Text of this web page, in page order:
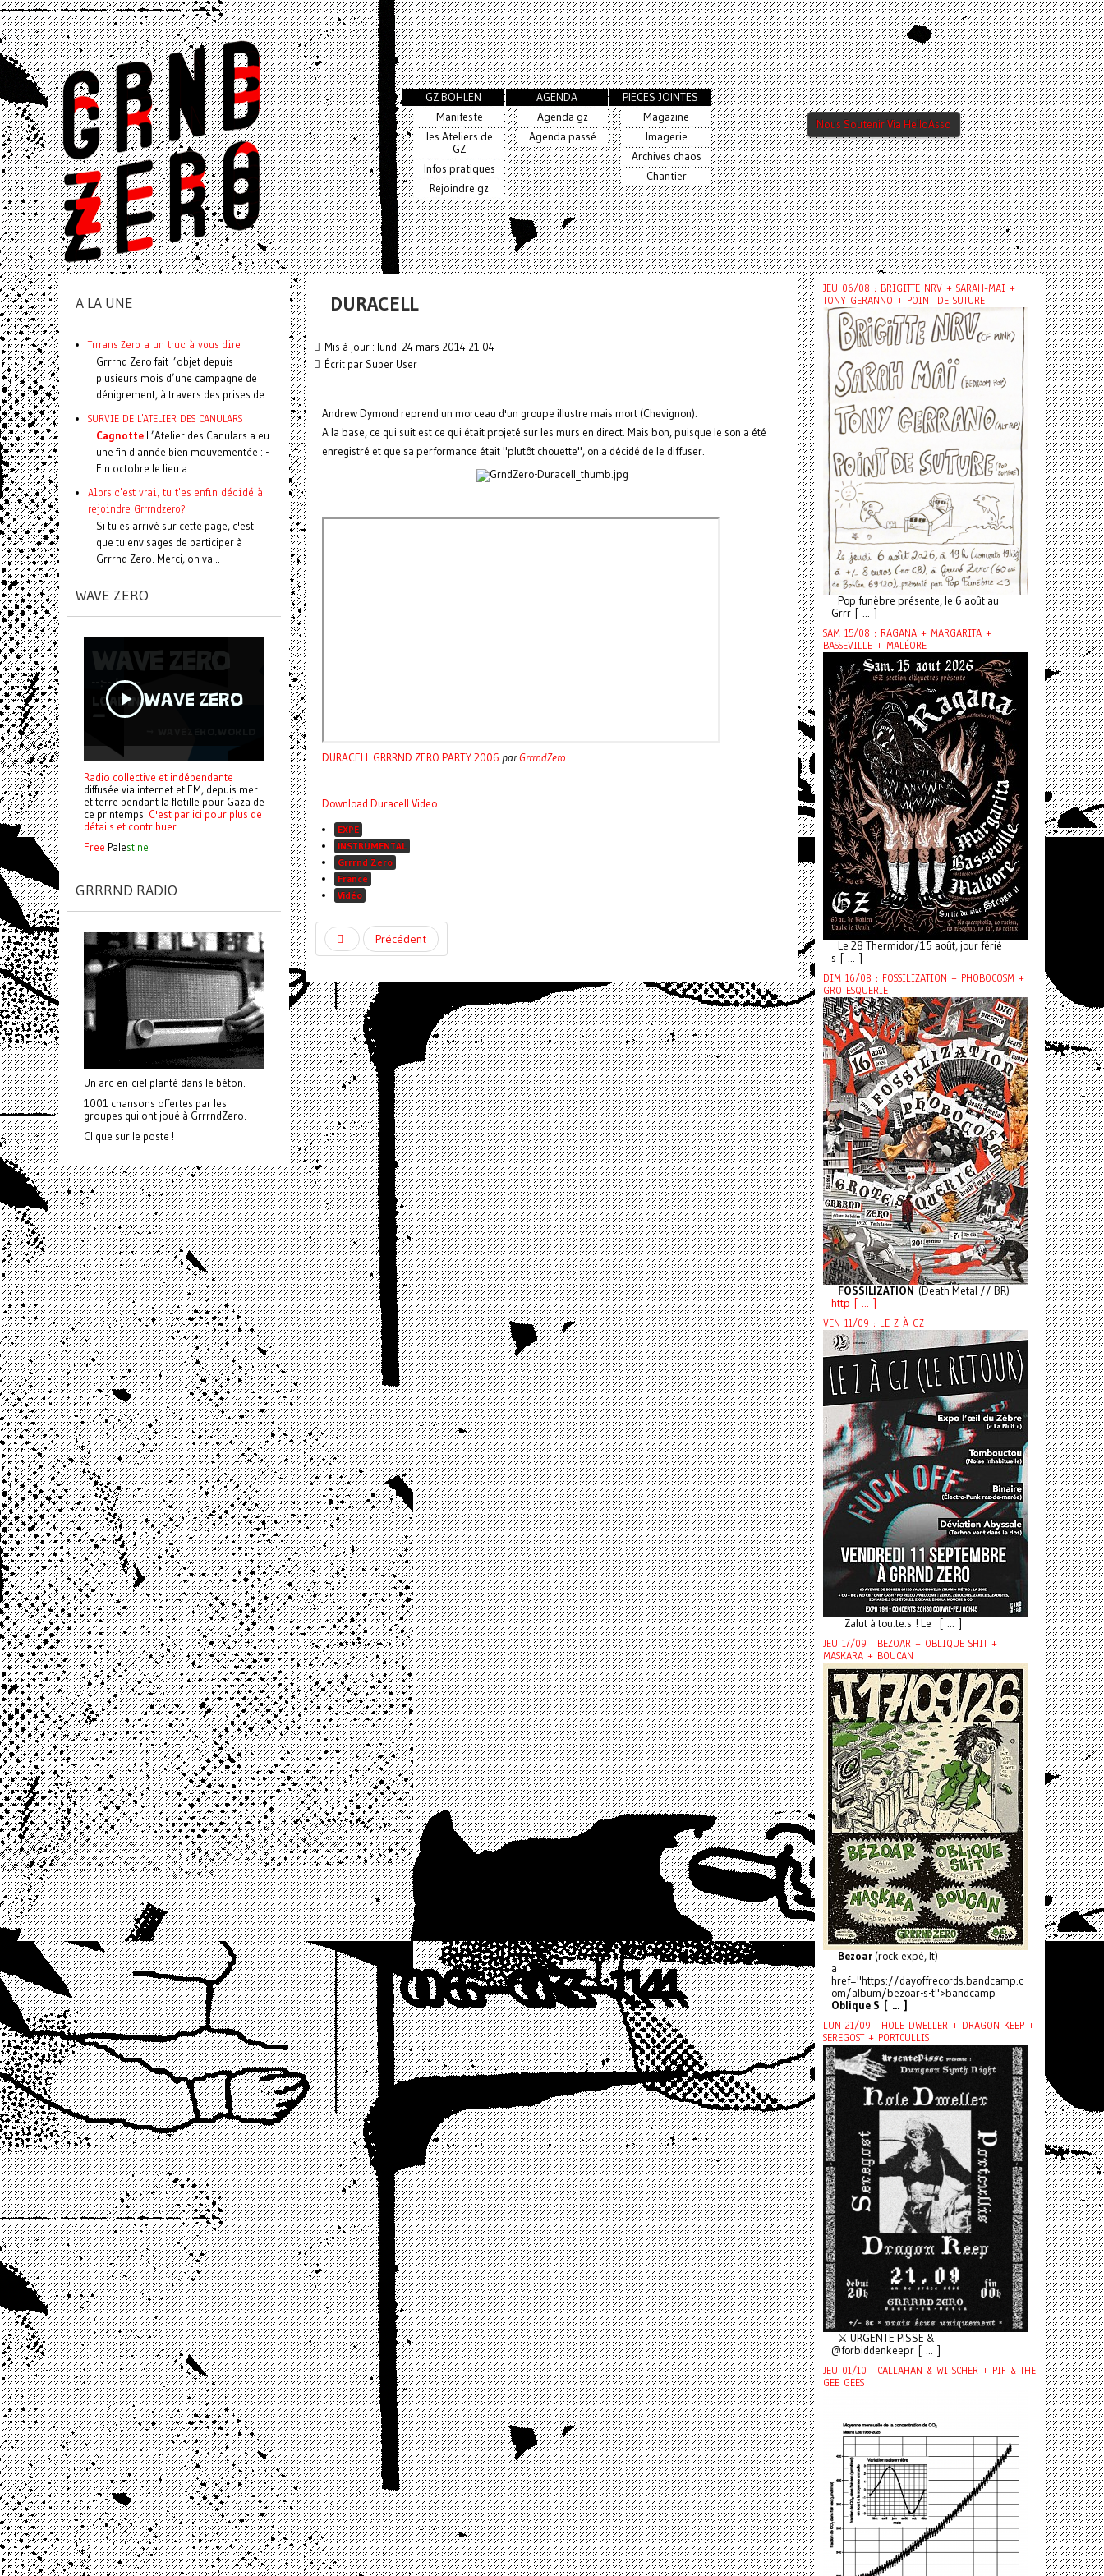
GZ BOHLEN
Manifeste
les Ateliers de
GZ
Infos pratiques
Rejoindre gz
AGENDA
Agenda gz
Agenda passé
PIECES JOINTES
Magazine
Imagerie
Archives chaos
Chantier
Nous Soutenir Via HelloAsso
DURACELL
Mis à jour : lundi 24 mars 2014 21:04
Écrit par Super User
Andrew Dymond reprend un morceau d'un groupe illustre mais mort (Chevignon).
A la base, ce qui suit est ce qui était projeté sur les murs en direct. Mais bon, puisque le son a été
enregistré et que sa performance était "plutôt chouette", on a décidé de le diffuser.
DURACELL GRRRND ZERO PARTY 2006 parGrrrndZero
Download Duracell Video
EXPE
INSTRUMENTAL
Grrrnd Zero
France
Vidéo
Précédent
A LA UNE
Trrrans Zero a un truc à vous dire
Grrrnd Zero fait l’objet depuis
plusieurs mois d’une campagne de
dénigrement, à travers des prises de...
SURVIE DE L'ATELIER DES CANULARS
Cagnotte L’Atelier des Canulars a eu
une fin d'année bien mouvementée : -
Fin octobre le lieu a...
Alors c'est vrai, tu t'es enfin décidé à
rejoindre Grrrndzero?
Si tu es arrivé sur cette page, c'est
que tu envisages de participer à
Grrrnd Zero. Merci, on va...
WAVE ZERO
Radio collective et indépendante
diffusée via internet et FM, depuis mer
et terre pendant la flotille pour Gaza de
ce printemps. C'est par ici pour plus de
détails et contribuer !
Free Palestine !
GRRRND RADIO
Un arc-en-ciel planté dans le béton.
1001 chansons offertes par les
groupes qui ont joué à GrrrndZero.
Clique sur le poste !
JEU 06/08 : BRIGITTE NRV + SARAH-MAÏ +
TONY GERANNO + POINT DE SUTURE
Pop funèbre présente, le 6 août au
Grrr [ ... ]
SAM 15/08 : RAGANA + MARGARITA +
BASSEVILLE + MALÉORE
Le 28 Thermidor/15 août, jour férié
s [ ... ]
DIM 16/08 : FOSSILIZATION + PHOBOCOSM +
GROTESQUERIE
FOSSILIZATION (Death Metal // BR)
http [ ... ]
VEN 11/09 : LE Z À GZ
Zalut à tou.te.s ! Le [ ... ]
JEU 17/09 : BEZOAR + OBLIQUE SHIT +
MASKARA + BOUCAN
Bezoar (rock expé, It)
a
href="https://dayoffrecords.bandcamp.c
om/album/bezoar-s-t">bandcamp
Oblique S [ ... ]
LUN 21/09 : HOLE DWELLER + DRAGON KEEP +
SEREGOST + PORTCULLIS
⚔️ URGENTE PISSE &
@forbiddenkeepr [ ... ]
JEU 01/10 : CALLAHAN & WITSCHER + PIF & THE
GEE GEES